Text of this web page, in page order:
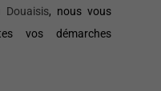
Douaisis, nous vous
vos démarches